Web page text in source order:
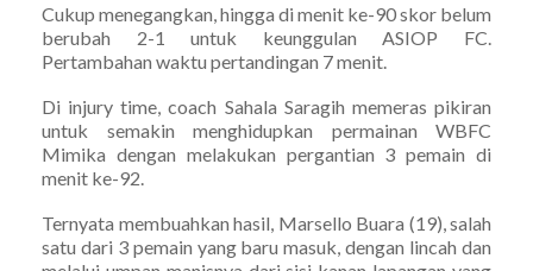
Cukup menegangkan, hingga di menit ke-90 skor belum
berubah 2-1 untuk keunggulan ASIOP FC.
Pertambahan waktu pertandingan 7 menit.
Di injury time, coach Sahala Saragih memeras pikiran
untuk semakin menghidupkan permainan WBFC
Mimika dengan melakukan pergantian 3 pemain di
menit ke-92.
Ternyata membuahkan hasil, Marsello Buara (19), salah
satu dari 3 pemain yang baru masuk, dengan lincah dan